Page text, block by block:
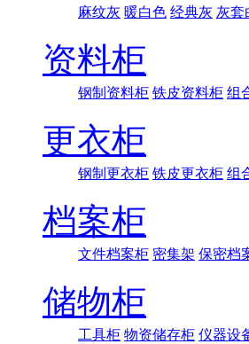
麻纹灰 暖白色 经典灰 灰套
资料柜
钢制资料柜 铁皮资料柜 组
更衣柜
钢制更衣柜 铁皮更衣柜 组
档案柜
文件档案柜 密集架 保密档
储物柜
工具柜 物资储存柜 仪器设